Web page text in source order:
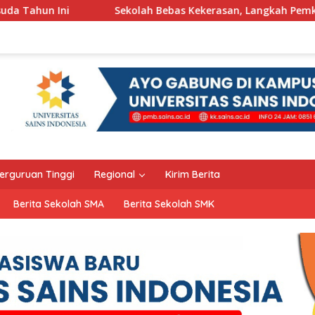
Bebas Kekerasan, Langkah Pemkot Kediri Ciptakan
Tinggi Regional Kirim Berita
Berita Sekolah SMA Berita Sekolah SMK